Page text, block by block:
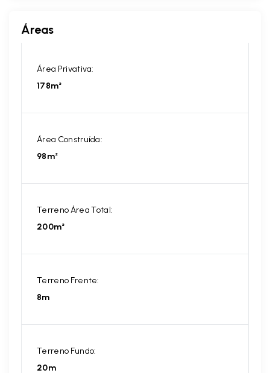
Áreas
Área Privativa:
178m²
Área Construída:
98m²
Terreno Área Total:
200m²
Terreno Frente:
8m
Terreno Fundo:
20m